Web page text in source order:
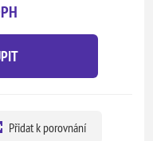
Přidat k porovnání